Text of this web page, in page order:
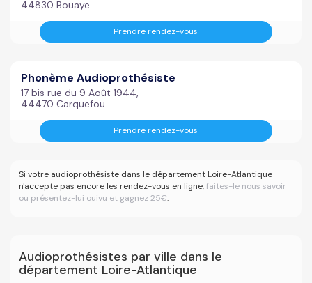
44830 Bouaye
Prendre rendez-vous
Phonème Audioprothésiste
17 bis rue du 9 Août 1944,
44470 Carquefou
Prendre rendez-vous
Si votre audioprothésiste dans le département Loire-Atlantique
n'accepte pas encore les rendez-vous en ligne,faites-le nous savoir
ou présentez-lui ouivu et gagnez 25€.
Audioprothésistes par ville dans le
département Loire-Atlantique